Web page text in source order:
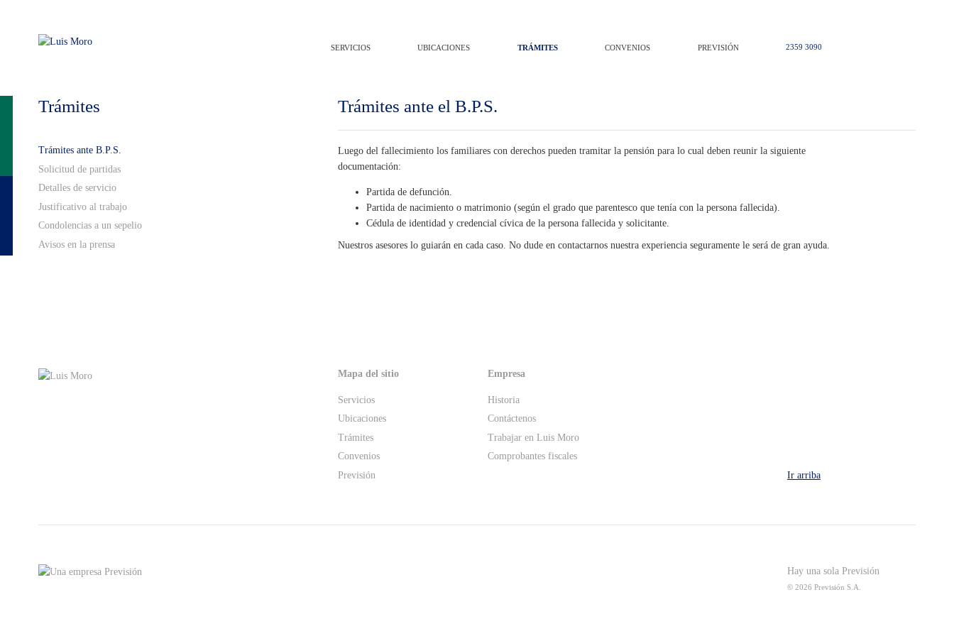
SERVICIOS UBICACIONES TRÁMITES CONVENIOS PREVISIÓN 2359 3090
Trámites
Trámites ante B.P.S.
Solicitud de partidas
Detalles de servicio
Justificativo al trabajo
Condolencias a un sepelio
Avisos en la prensa
Trámites ante el B.P.S.
Luego del fallecimiento los familiares con derechos pueden tramitar la pensión para lo cual deben reunir la siguiente
documentación:
Partida de defunción.
Partida de nacimiento o matrimonio (según el grado que parentesco que tenía con la persona fallecida).
Cédula de identidad y credencial cívica de la persona fallecida y solicitante.
Nuestros asesores lo guiarán en cada caso. No dude en contactarnos nuestra experiencia seguramente le será de gran ayuda.
Mapa del sitio
Servicios
Ubicaciones
Trámites
Convenios
Previsión
Empresa
Historia
Contáctenos
Trabajar en Luis Moro
Comprobantes fiscales
Ir arriba
Hay una sola Previsión
© 2026 Previsión S.A.